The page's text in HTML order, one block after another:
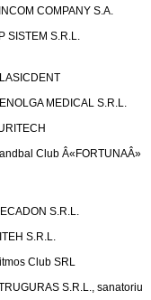
COMPANY S.A.
SISTEM S.R.L.
MEDICAL S.R.L.
Club Â«FORTUNAÂ»
S.R.L.
S.R.L.
Club SRL
S.R.L., sanatoriu